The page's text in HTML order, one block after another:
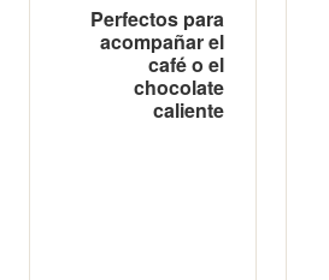
Perfectos para
acompañar el
café o el
chocolate
caliente